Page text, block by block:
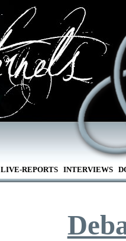
LIVE-REPORTS INTERVIEWS